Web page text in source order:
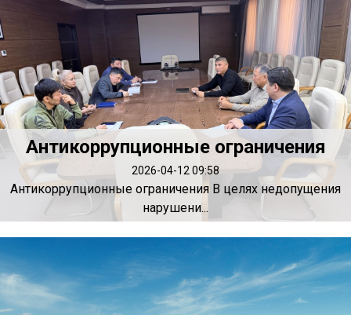
Антикоррупционные ограничения
2026-04-12 09:58
Антикоррупционные ограничения В целях недопущения
нарушени...